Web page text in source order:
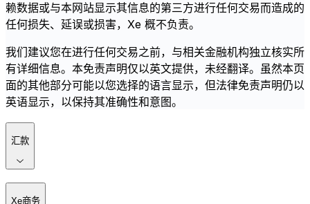
赖数据或与本网站显示其信息的第三方进行任何交易而造成的
任何损失、延误或损害，Xe 概不负责。
我们建议您在进行任何交易之前，与相关金融机构独立核实所
有详细信息。本免责声明仅以英文提供，未经翻译。虽然本页
面的其他部分可能以您选择的语言显示，但法律免责声明仍以
英语显示，以保持其准确性和意图。
汇款
Xe商务